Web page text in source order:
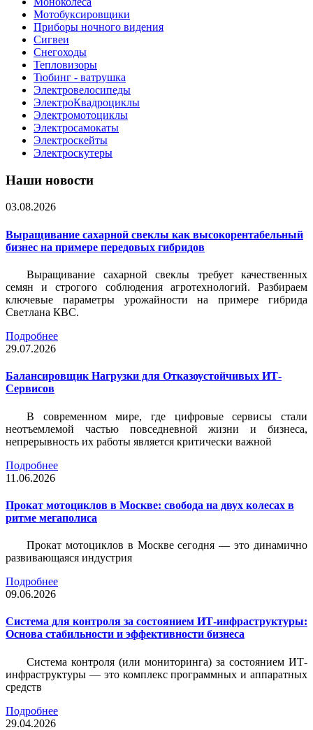
Мотобуксировщики
Приборы ночного видения
Сигвеи
Снегоходы
Тепловизоры
Тюбинг - ватрушка
Электровелосипеды
ЭлектроКвадроциклы
Электромотоциклы
Электросамокаты
Электроскейты
Электроскутеры
Наши новости
03.08.2026
Выращивание сахарной свеклы как высокорентабельный
бизнес на примере передовых гибридов
Выращивание сахарной свеклы требует качественных
семян и строгого соблюдения агротехнологий. Разбираем
ключевые параметры урожайности на примере гибрида
Светлана КВС.
Подробнее
29.07.2026
Балансировщик Нагрузки для Отказоустойчивых ИТ-
Сервисов
В современном мире, где цифровые сервисы стали
неотъемлемой частью повседневной жизни и бизнеса,
непрерывность их работы является критически важной
Подробнее
11.06.2026
Прокат мотоциклов в Москве: свобода на двух колесах в
ритме мегаполиса
Прокат мотоциклов в Москве сегодня — это динамично
развивающаяся индустрия
Подробнее
09.06.2026
Система для контроля за состоянием ИТ-инфраструктуры:
Основа стабильности и эффективности бизнеса
Система контроля (или мониторинга) за состоянием ИТ-
инфраструктуры — это комплекс программных и аппаратных
средств
Подробнее
29.04.2026